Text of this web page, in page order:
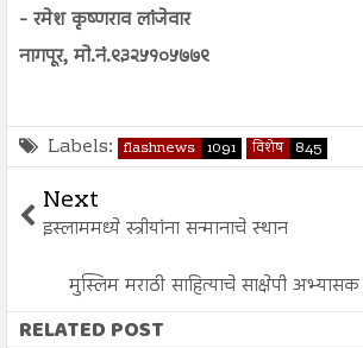
- रमेश कृष्णराव लांजेवार
नागपूर, मो.नं.९३२५१०५७७९
Labels: flashnews 1091 विशेष 845
Next
इस्लाममध्ये स्त्रीयांना सन्मानाचे स्थान
मुस्लिम मराठी साहित्याचे साक्षेपी
RELATED POST